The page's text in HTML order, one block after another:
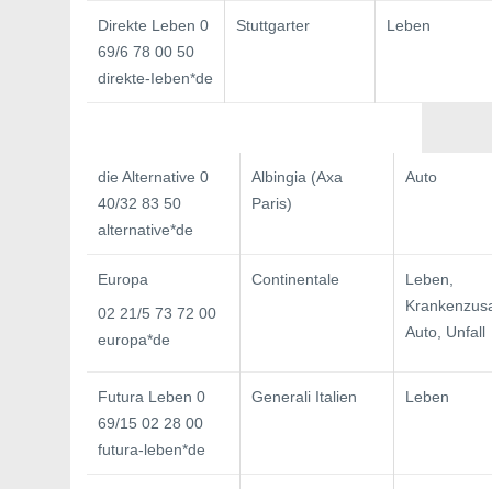
Direkte Leben 0
69/6 78 00 50
direkte-Ieben*de
Stuttgarter Leben
die Alternative 0
40/32 83 50
alternative*de
Albingia (Axa
Paris)
Auto
Europa
02 21/5 73 72 00
europa*de
Continentale
Leben,
Auto, Unfall
Futura Leben 0
69/15 02 28 00
futura-leben*de
Generali Italien Leben